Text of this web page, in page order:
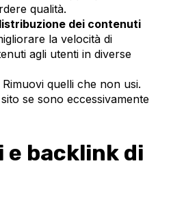
qualità.
dei contenuti
la velocità di
agli utenti in diverse
Rimuovi quelli che non usi.
se sono eccessivamente
backlink di